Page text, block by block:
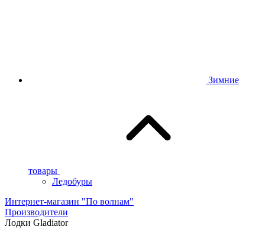
Зимние
товары
Ледобуры
Интернет-магазин "По волнам"
Производители
Лодки Gladiator